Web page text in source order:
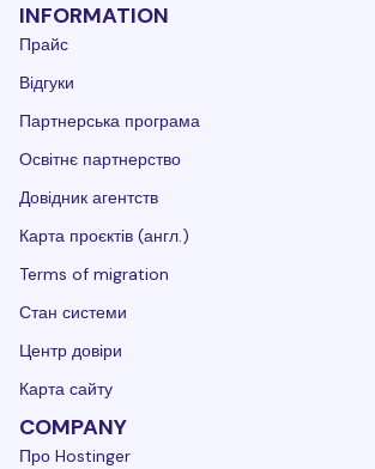
INFORMATION
Прайс
Відгуки
Партнерська програма
Освітнє партнерство
Довідник агентств
Карта проєктів (англ.)
Terms of migration
Стан системи
Центр довіри
Карта сайту
COMPANY
Про Hostinger